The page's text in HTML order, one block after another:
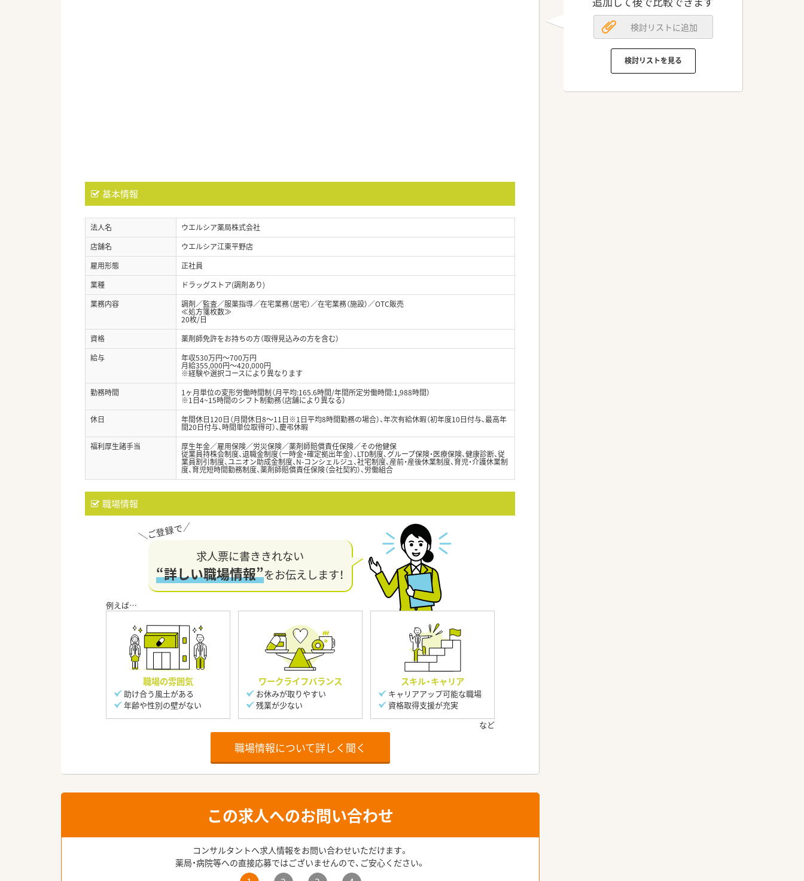
基本情報
法人名
ウエルシア薬局株式会社
店舗名
ウエルシア江東平野店
雇用形態
正社員
業種
ドラッグストア(調剤あり)
業務内容
調剤／監査／服薬指導／在宅業務（居宅）／在宅業務（施設）／OTC販売
≪処方箋枚数≫
20枚/日
資格
薬剤師免許をお持ちの方（取得見込みの方を含む）
給与
年収530万円～700万円
月給355,000円～420,000円
※経験や選択コースにより異なります
勤務時間
1ヶ月単位の変形労働時間制（月平均:165.6時間/年間所定労働時間:1,988時間）
※1日4~15時間のシフト制勤務（店舗により異なる）
休日
年間休日120日（月間休日8～11日※1日平均8時間勤務の場合）、年次有給休暇（初年度10日付与、最高年
間20日付与、時間単位取得可）、慶弔休暇
福利厚生諸手当
厚生年金／雇用保険／労災保険／薬剤師賠償責任保険／その他健保
従業員持株会制度、退職金制度（一時金・確定拠出年金）、LTD制度、グループ保険・医療保険、健康診断、従
業員割引制度、ユニオン助成金制度、N-コンシェルジュ、社宅制度、産前・産後休業制度、育児・介護休業制
度、育児短時間勤務制度、薬剤師賠償責任保険（会社契約）、労働組合
職場情報
求人票に書ききれない
“詳しい職場情報”をお伝えします！
職場の雰囲気
助け合う風土がある
年齢や性別の壁がない
ワークライフバランス
お休みが取りやすい
残業が少ない
スキル・キャリア
キャリアアップ可能な職場
資格取得支援が充実
職場情報について詳しく聞く
この求人へのお問い合わせ
コンサルタントへ求人情報をお問い合わせいただけます。
薬局・病院等への直接応募ではございませんので、ご安心ください。
検討リストに追加
検討リストを見る